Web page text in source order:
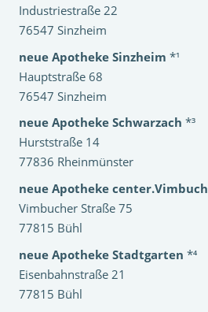
Industriestraße 22
76547 Sinzheim
neue Apotheke Sinzheim *¹
Hauptstraße 68
76547 Sinzheim
neue Apotheke Schwarzach *³
Hurststraße 14
77836 Rheinmünster
neue Apotheke center.Vimbuch
Vimbucher Straße 75
77815 Bühl
neue Apotheke Stadtgarten *⁴
Eisenbahnstraße 21
77815 Bühl